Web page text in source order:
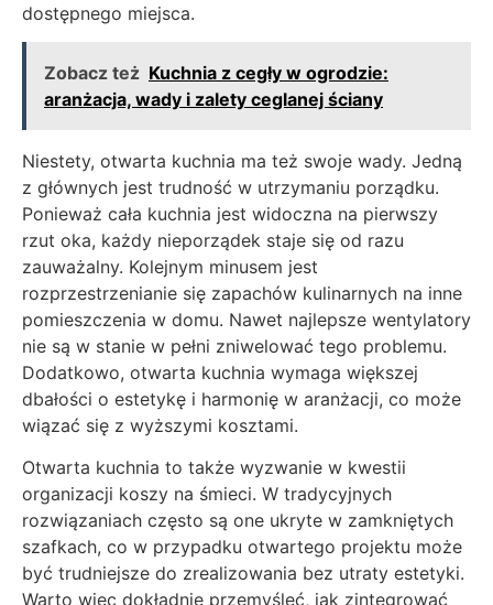
dostępnego miejsca.
Zobacz też Kuchnia z cegły w ogrodzie:
aranżacja, wady i zalety ceglanej ściany
Niestety, otwarta kuchnia ma też swoje wady. Jedną
z głównych jest trudność w utrzymaniu porządku.
Ponieważ cała kuchnia jest widoczna na pierwszy
rzut oka, każdy nieporządek staje się od razu
zauważalny. Kolejnym minusem jest
rozprzestrzenianie się zapachów kulinarnych na inne
pomieszczenia w domu. Nawet najlepsze wentylatory
nie są w stanie w pełni zniwelować tego problemu.
Dodatkowo, otwarta kuchnia wymaga większej
dbałości o estetykę i harmonię w aranżacji, co może
wiązać się z wyższymi kosztami.
Otwarta kuchnia to także wyzwanie w kwestii
organizacji koszy na śmieci. W tradycyjnych
rozwiązaniach często są one ukryte w zamkniętych
szafkach, co w przypadku otwartego projektu może
być trudniejsze do zrealizowania bez utraty estetyki.
Warto więc dokładnie przemyśleć, jak zintegrować